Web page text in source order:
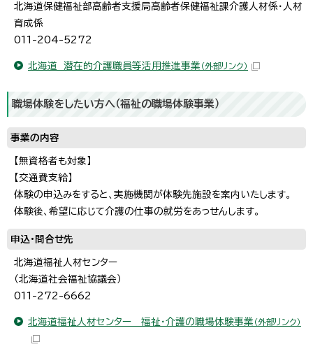
北海道保健福祉部高齢者支援局高齢者保健福祉課介護人材係・人材
育成係
011-204-5272
北海道 潜在的介護職員等活用推進事業 （外部リンク）
職場体験をしたい方へ（福祉の職場体験事業）
事業の内容
【無資格者も対象】
【交通費支給】
体験の申込みをすると、実施機関が体験先施設を案内いたします。
体験後、希望に応じて介護の仕事の就労をあっせんします。
申込・問合せ先
北海道福祉人材センター
（北海道社会福祉協議会）
011-272-6662
北海道福祉人材センター 福祉・介護の職場体験事業 （外部リンク）